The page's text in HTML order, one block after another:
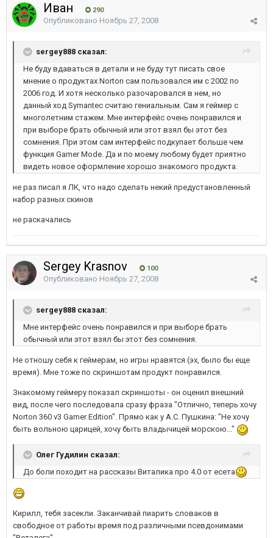
Иван 290
Опубликовано Ноябрь 27, 2008
sergey888 сказал:
Не буду вдаваться в детали и не буду тут писать свое
мнение о продуктах Norton сам пользовался им с 2002 по
2006 год. И хотя несколько разочаровался в нем, но
данный ход Symantec считаю гениальным. Сам я геймер с
многолетним стажем. Мне интерфейс очень понравился и
при выборе брать обычный или этот взял бы этот без
сомнения. При этом сам интерфейс подкупает больше чем
функция Gamer Mode. Да и по моему любому будет приятно
видеть новое оформление хорошо знакомого продукта.
не раз писал я ЛК, что надо сделать некий предустановленный
набор разных скинов
не раскачались
Sergey Krasnov 100
Опубликовано Ноябрь 27, 2008
sergey888 сказал:
Мне интерфейс очень понравился и при выборе брать
обычный или этот взял бы этот без сомнения.
Не отношу себя к геймерам, но игры нравятся (эх, было бы еще
время). Мне тоже по скриншотам продукт понравился.
Знакомому геймеру показал скриншоты - он оценил внешний
вид, после чего последовала сразу фраза "Отлично, теперь хочу
Norton 360 v3 Gamer Edition". Прямо как у А.С. Пушкина: "Не хочу
быть вольною царицей, хочу быть владычицей морскою..."
Олег Гудилин сказал:
До боли походит на рассказы Виталика про 4.0 от есета
Кирилл, тебя засекли. Заканчивай пиарить словаков в
свободное от работы время под различными псевдонимами